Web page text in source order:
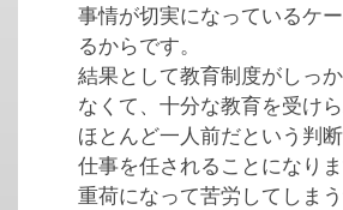
事情が切実になっているケ
るからです。
結果として教育制度がしっ
なくて、十分な教育を受け
ほとんど一人前だという判
仕事を任されることになり
重荷になって苦労してしま